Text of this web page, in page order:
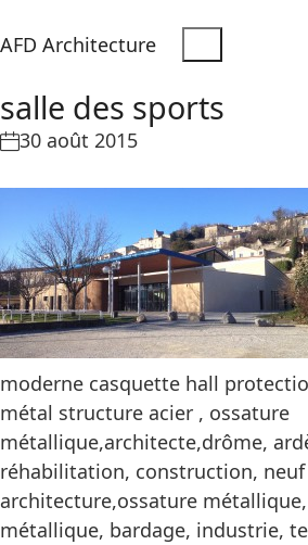
AFD Architecture
salle des sports
30 août 2015
moderne casquette hall
métal structure acier , ossature
métallique,architecte,drôme,
réhabilitation, construction, neuf
architecture,ossature
métallique, bardage, industrie,